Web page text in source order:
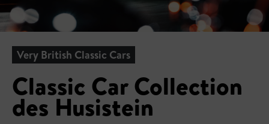
Very British Classic Cars
Classic Car Collection
des Husistein